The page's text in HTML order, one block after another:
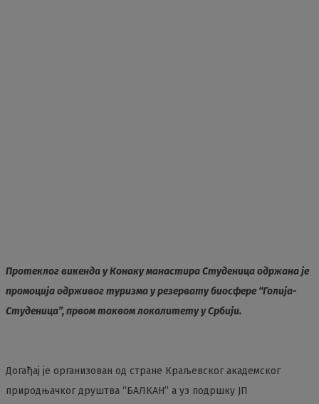
Протеклог викенда у Конаку манастира Студеница одржана је
промоција одрживог туризма у резервату биосфере “Голија-
Студеница”, првом таквом локалитету у Србији.
Догађај је организован од стране Краљевског академског
природњачког друштва “БАЛКАН” а уз подршку ЈП